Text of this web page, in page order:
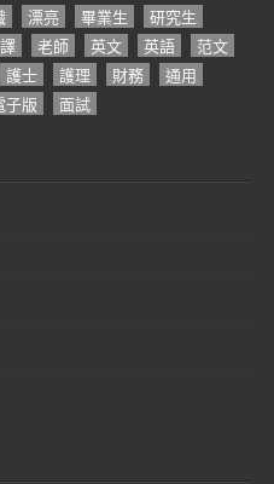
漂亮 畢業生
研究生
老師 英文 英語
范文
護士 護理 財務
通用
子版 面試